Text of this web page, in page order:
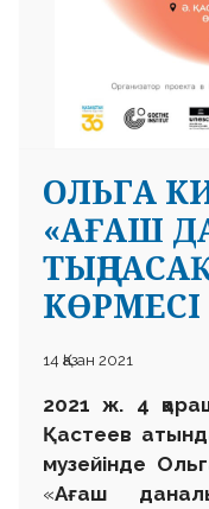
ОЛЬГА
«АҒАШ
КӨРМЕСІ
14 Қазан 2021
2021 ж. 4
Қастеев
музейінде
«Ағаш